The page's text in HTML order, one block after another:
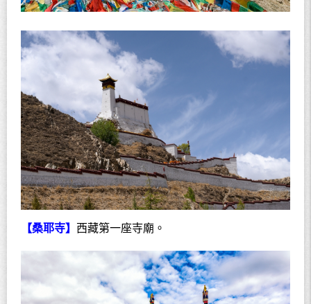
【桑耶寺】 西藏第一座寺廟。